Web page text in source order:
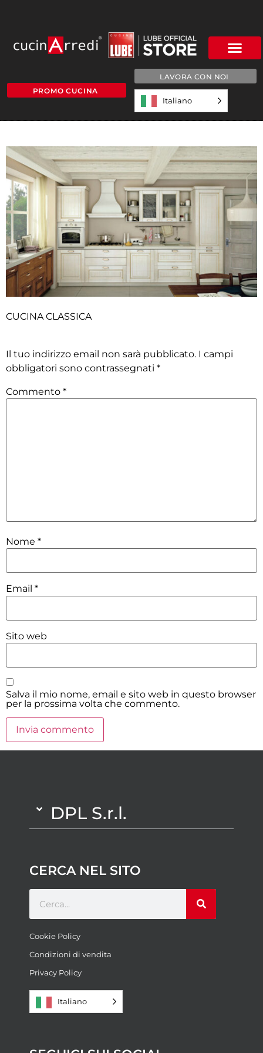
PROMO CUCINA
LAVORA CON NOI
Italiano
CUCINA CLASSICA
Il tuo indirizzo email non sarà pubblicato. I campi
obbligatori sono contrassegnati *
Commento *
Nome *
Email *
Sito web
Salva il mio nome, email e sito web in questo browser
per la prossima volta che commento.
DPL S.r.l.
CERCA NEL SITO
Cookie Policy
Condizioni di vendita
Privacy Policy
Italiano